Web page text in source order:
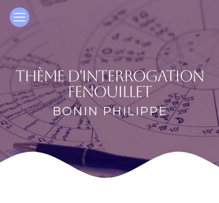
thème d'interrogation
Fenouillet
BONIN PHILIPPE
Panneau de gestion des cookies